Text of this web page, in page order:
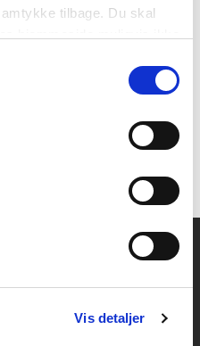
tilbage. Du skal
Vis detaljer
faglig inspiration, invitationer og
til, i vores privatlivspolitik